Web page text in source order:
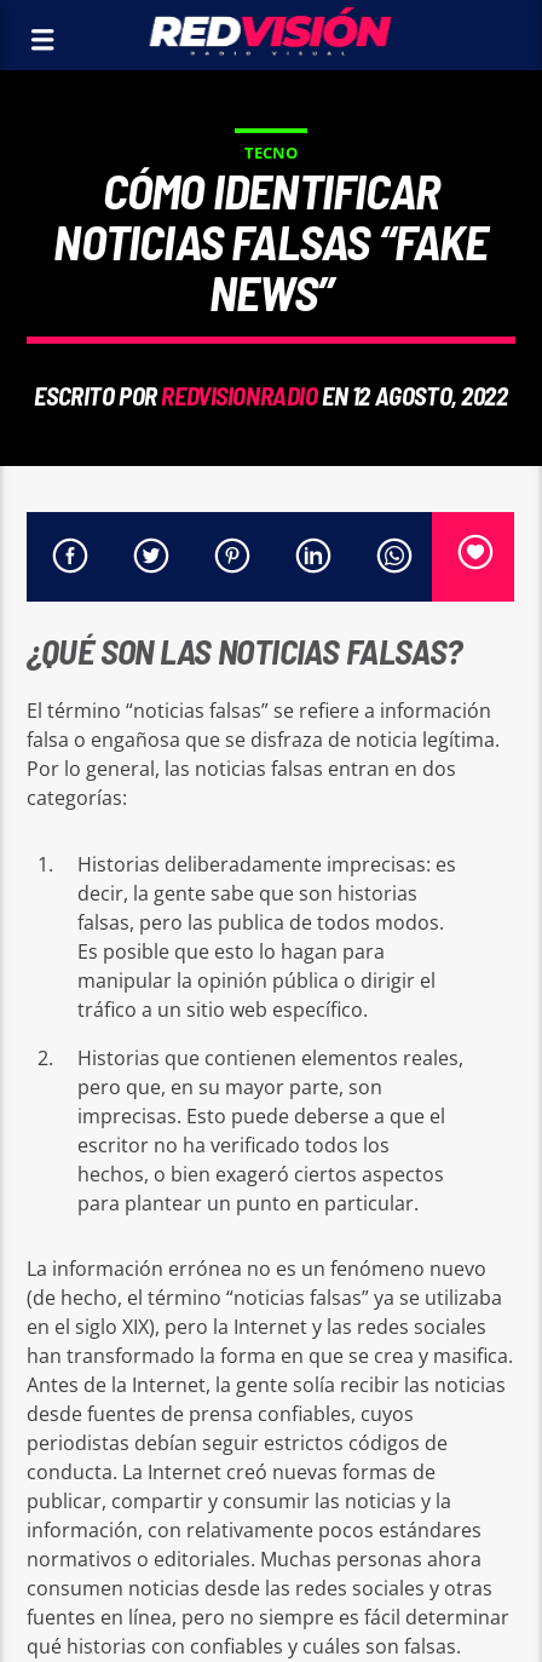
TECNO
CÓMO IDENTIFICAR
NOTICIAS FALSAS “FAKE
NEWS”
ESCRITO PORREDVISIONRADIOEN 12 AGOSTO, 2022
¿QUÉ SON LAS NOTICIAS FALSAS?
El término “noticias falsas” se refiere a información
falsa o engañosa que se disfraza de noticia legítima.
Por lo general, las noticias falsas entran en dos
categorías:
Historias deliberadamente imprecisas: es
decir, la gente sabe que son historias
falsas, pero las publica de todos modos.
Es posible que esto lo hagan para
manipular la opinión pública o dirigir el
tráfico a un sitio web específico.
Historias que contienen elementos reales,
pero que, en su mayor parte, son
imprecisas. Esto puede deberse a que el
escritor no ha verificado todos los
hechos, o bien exageró ciertos aspectos
para plantear un punto en particular.
La información errónea no es un fenómeno nuevo
(de hecho, el término “noticias falsas” ya se utilizaba
en el siglo XIX), pero la Internet y las redes sociales
han transformado la forma en que se crea y masifica.
Antes de la Internet, la gente solía recibir las noticias
desde fuentes de prensa confiables, cuyos
periodistas debían seguir estrictos códigos de
conducta. La Internet creó nuevas formas de
publicar, compartir y consumir las noticias y la
información, con relativamente pocos estándares
normativos o editoriales. Muchas personas ahora
consumen noticias desde las redes sociales y otras
fuentes en línea, pero no siempre es fácil determinar
qué historias con confiables y cuáles son falsas.